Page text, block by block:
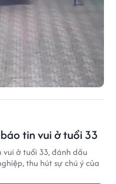
tin vui ở tuổi 33
ở tuổi 33, đánh dấu
thu hút sự chú ý của